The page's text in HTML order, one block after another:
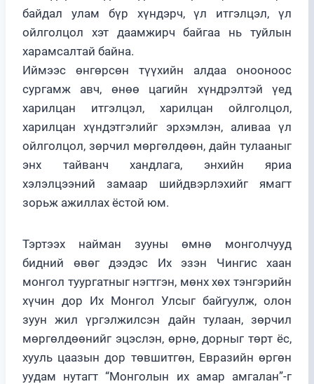
байдал улам бүр хүндэрч, үл итгэлцэл, үл
ойлголцол хэт даамжирч байгаа нь туйлын
харамсалтай байна.
Иймээс өнгөрсөн түүхийн алдаа онооноос
сургамж авч, өнөө цагийн хүндрэлтэй үед
харилцан итгэлцэл, харилцан ойлголцол,
харилцан хүндэтгэлийг эрхэмлэн, аливаа үл
ойлголцол, зөрчил мөргөлдөөн, дайн тулааныг
энх тайванч хандлага, энхийн яриа
хэлэлцээний замаар шийдвэрлэхийг ямагт
зорьж ажиллах ёстой юм.
Тэртээх найман зууны өмнө монголчууд
бидний өвөг дээдэс Их эзэн Чингис хаан
монгол туургатныг нэгтгэн, мөнх хөх тэнгэрийн
хүчин дор Их Монгол Улсыг байгуулж, олон
зуун жил үргэлжилсэн дайн тулаан, зөрчил
мөргөлдөөнийг эцэслэн, өрнө, дорныг төрт ёс,
хууль цаазын дор төвшитгөн, Евразийн өргөн
уудам нутагт “Монголын их амар амгалан”-г